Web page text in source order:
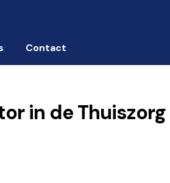
Contact
in de Thuiszorg